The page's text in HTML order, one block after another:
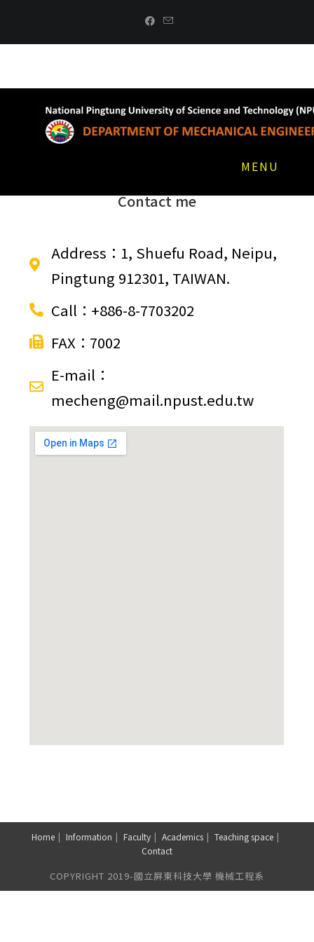
MENU
Contact me
Address：1, Shuefu Road, Neipu,
Pingtung 912301, TAIWAN.
Call：+886-8-7703202
FAX：7002
E-mail：
mecheng@mail.npust.edu.tw
Home Information Faculty Academics
Teaching space
Contact
COPYRIGHT 2019-國立屏東科技大學 機械工程系